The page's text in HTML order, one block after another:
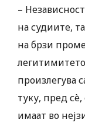
–
на судиите,
на брзи
произлегува
туку, пред
имаат во